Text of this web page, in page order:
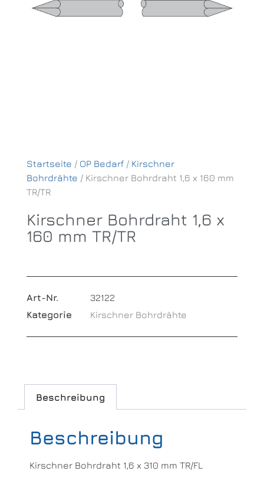
Startseite / OP Bedarf / Kirschner
Bohrdrähte / Kirschner Bohrdraht 1,6 x 160 mm
TR/TR
Kirschner Bohrdraht 1,6 x
160 mm TR/TR
Art-Nr.
32122
Kategorie
Kirschner Bohrdrähte
Beschreibung
Beschreibung
Kirschner Bohrdraht 1,6 x 310 mm TR/FL